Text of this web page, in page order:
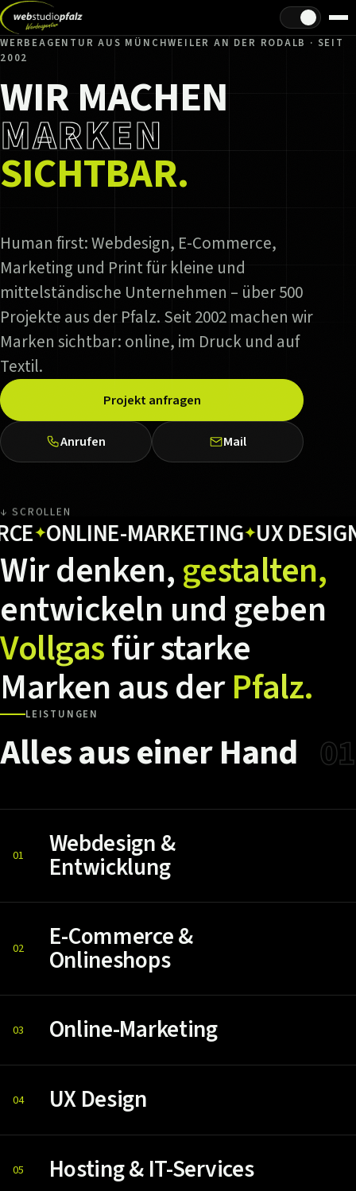
Hell/Dunkel
WERBEAGENTUR AUS MÜNCHWEILER AN DER RODALB · SEIT
2002
WIR MACHEN
MARKEN
SICHTBAR.
Human first: Webdesign, E-Commerce,
Marketing und Print für kleine und
mittelständische Unternehmen – über 500
Projekte aus der Pfalz. Seit 2002 machen wir
Marken sichtbar: online, im Druck und auf
Textil.
Projekt anfragen
Anrufen Mail
↓ SCROLLEN
ONLINE-MARKETING✦ UX DESIGN✦
Wirdenken,gestalten,
entwickeln und geben
Vollgasfürstarke
MarkenausderPfalz.
LEISTUNGEN
AllesauseinerHand 01
01 Webdesign &
Entwicklung
02 E-Commerce &
Onlineshops
03 Online-Marketing
04 UX Design
05 Hosting & IT-Services